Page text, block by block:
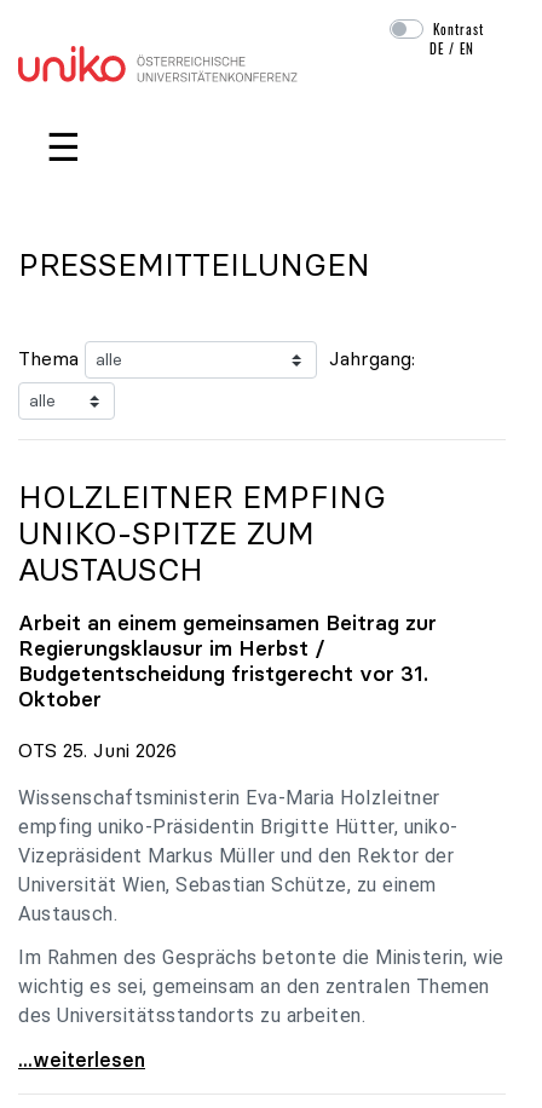
Navigation überspringen
Kontrast
DE /EN
☰
PRESSEMITTEILUNGEN
Thema Jahrgang:
HOLZLEITNER EMPFING
UNIKO-SPITZE ZUM
AUSTAUSCH
Arbeit an einem gemeinsamen Beitrag zur
Regierungsklausur im Herbst /
Budgetentscheidung fristgerecht vor 31.
Oktober
OTS 25. Juni 2026
Wissenschaftsministerin Eva-Maria Holzleitner
empfing uniko-Präsidentin Brigitte Hütter, uniko-
Vizepräsident Markus Müller und den Rektor der
Universität Wien, Sebastian Schütze, zu einem
Austausch.
Im Rahmen des Gesprächs betonte die Ministerin, wie
wichtig es sei, gemeinsam an den zentralen Themen
des Universitätsstandorts zu arbeiten.
Holzleitner empfing uniko-Spitze zum Austausch
...weiterlesen